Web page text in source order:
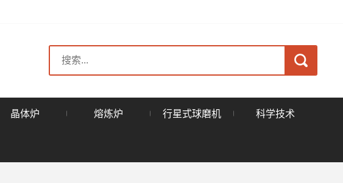
晶体炉 熔炼炉 行星式球磨机 科学技术